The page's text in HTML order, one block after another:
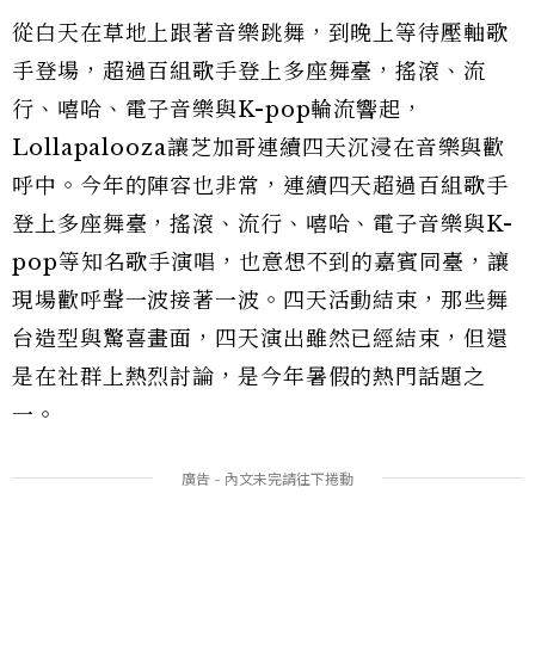
從白天在草地上跟著音樂跳舞，到晚上等待壓軸歌
手登場，超過百組歌手登上多座舞臺，搖滾、流
行、嘻哈、電子音樂與K-pop輪流響起，
Lollapalooza讓芝加哥連續四天沉浸在音樂與歡
呼中。今年的陣容也非常，連續四天超過百組歌手
登上多座舞臺，搖滾、流行、嘻哈、電子音樂與K-
pop等知名歌手演唱，也意想不到的嘉賓同臺，讓
現場歡呼聲一波接著一波。四天活動結束，那些舞
台造型與驚喜畫面，四天演出雖然已經結束，但還
是在社群上熱烈討論，是今年暑假的熱門話題之
一。